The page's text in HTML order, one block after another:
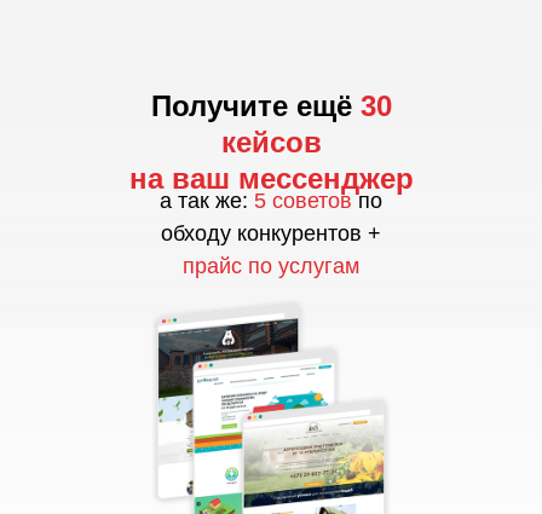
Получите ещё 30
кейсов
на ваш мессенджер
а так же: 5 советов по
обходу конкурентов +
прайс по услугам